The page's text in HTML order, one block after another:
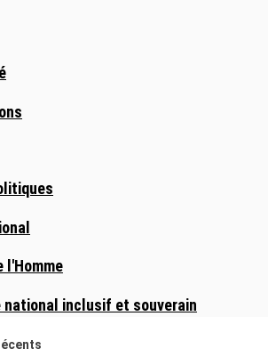
l'Homme
national inclusif et souverain